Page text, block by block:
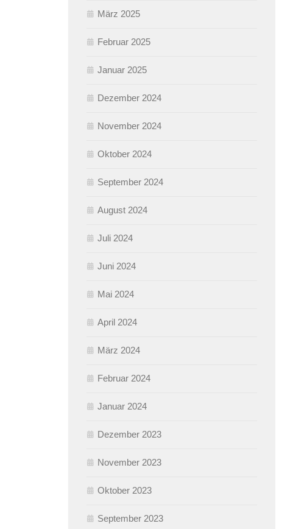
März 2025
Februar 2025
Januar 2025
Dezember 2024
November 2024
Oktober 2024
September 2024
August 2024
Juli 2024
Juni 2024
Mai 2024
April 2024
März 2024
Februar 2024
Januar 2024
Dezember 2023
November 2023
Oktober 2023
September 2023